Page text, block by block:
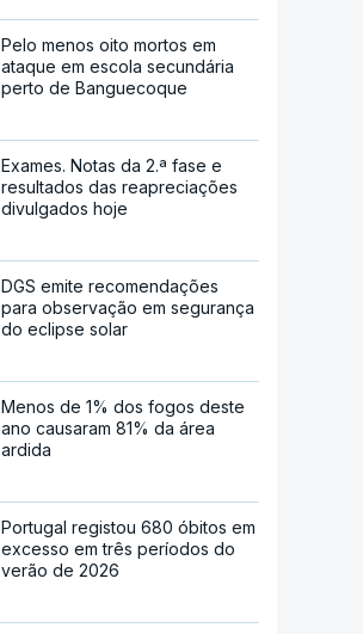
Pelo menos oito mortos em
ataque em escola secundária
perto de Banguecoque
Exames. Notas da 2.ª fase e
resultados das reapreciações
divulgados hoje
DGS emite recomendações
para observação em segurança
do eclipse solar
Menos de 1% dos fogos deste
ano causaram 81% da área
ardida
Portugal registou 680 óbitos em
excesso em três períodos do
verão de 2026